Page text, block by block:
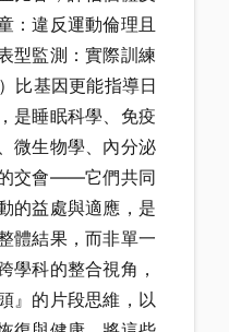
：違反運動倫理且
型監測：實際訓練
比基因更能指導日
是睡眠科學、免疫
微生物學、內分泌
交會——它們共同
的益處與適應，是
體結果，而非單一
學科的整合視角，
』的片段思維，以